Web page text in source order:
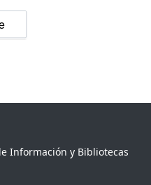
Información y Bibliotecas